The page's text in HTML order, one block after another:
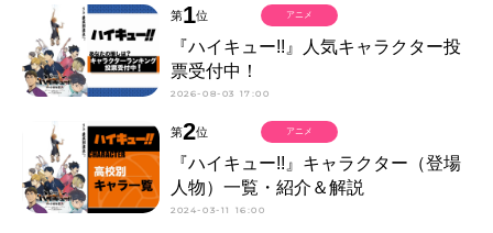
第1位
『ハイキュー!!』人気キャラクター投
票受付中！
2026-08-03 17:00
アニメ
第2位
『ハイキュー!!』キャラクター（登場
人物）一覧・紹介＆解説
2024-03-11 16:00
アニメ